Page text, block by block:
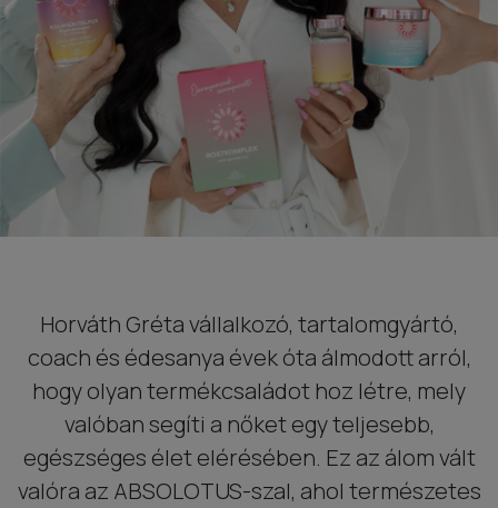
Horváth Gréta vállalkozó, tartalomgyártó,
coach és édesanya évek óta álmodott arról,
hogy olyan termékcsaládot hoz létre, mely
valóban segíti a nőket egy teljesebb,
egészséges élet elérésében. Ez az álom vált
valóra az ABSOLOTUS-szal, ahol természetes